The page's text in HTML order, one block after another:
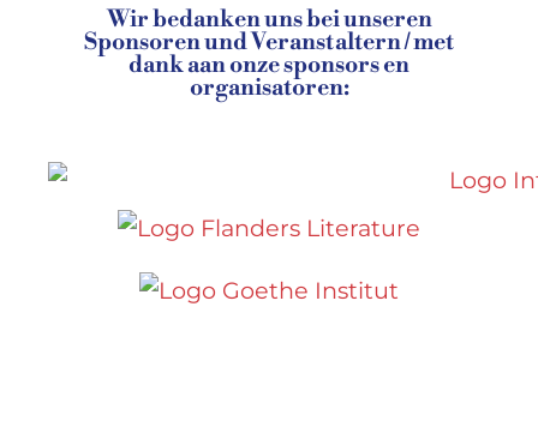
Wir bedanken uns bei unseren
Sponsoren und Veranstaltern / met
dank aan onze sponsors en
organisatoren: